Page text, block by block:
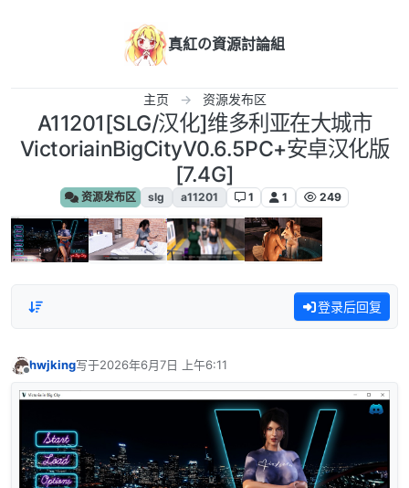
真紅の資源討論組
主页 资源发布区
A11201[SLG/汉化]维多利亚在大城市
VictoriainBigCityV0.6.5PC+安卓汉化版
[7.4G]
资源发布区 slg a11201 1 1 249
登录后回复
hwjking写于2026年6月7日 上午6:11
最后由 编辑